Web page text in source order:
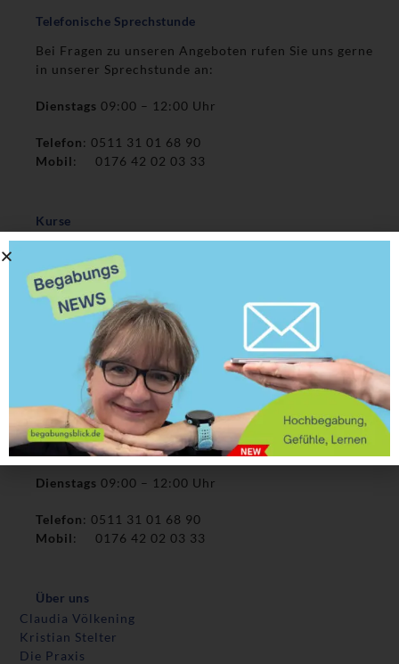
Telefonische Sprechstunde
Bei Fragen zu unseren Angeboten rufen Sie uns gerne
in unserer Sprechstunde an:
Dienstags09:00 – 12:00 Uhr
Telefon: 0511 31 01 68 90
Mobil: 0176 42 02 03 33
Kurse
MKT – Marburger Konzentrationstraining
GKT – Gefühlskompetenz Training
Hochbegabte Jugendliche im Austausch – Jugendtreff
ZRM – Zürcher Ressourcen Modell
Persönlichkeit
Onlineangebote
Telefonische Sprechstunde
Bei Fragen zu unseren Angeboten rufen Sie uns gerne
in unserer Sprechstunde an:
Dienstags09:00 – 12:00 Uhr
Telefon: 0511 31 01 68 90
Mobil: 0176 42 02 03 33
Über uns
Claudia Völkening
Kristian Stelter
Die Praxis